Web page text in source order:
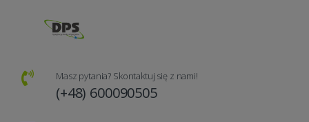
Masz pytania? Skontaktuj się z nami!
(+48) 600090505